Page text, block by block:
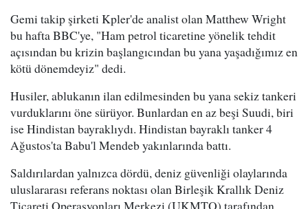
Gemi takip şirketi Kpler'de analist olan Matthew Wright
bu hafta BBC'ye, "Ham petrol ticaretine yönelik tehdit
açısından bu krizin başlangıcından bu yana yaşadığımız en
kötü dönemdeyiz" dedi.
Husiler, ablukanın ilan edilmesinden bu yana sekiz tankeri
vurduklarını öne sürüyor. Bunlardan en az beşi Suudi, biri
ise Hindistan bayraklıydı. Hindistan bayraklı tanker 4
Ağustos'ta Babu'l Mendeb yakınlarında battı.
Saldırılardan yalnızca dördü, deniz güvenliği olaylarında
uluslararası referans noktası olan Birleşik Krallık Deniz
Ticareti Operasyonları Merkezi (UKMTO) tarafından